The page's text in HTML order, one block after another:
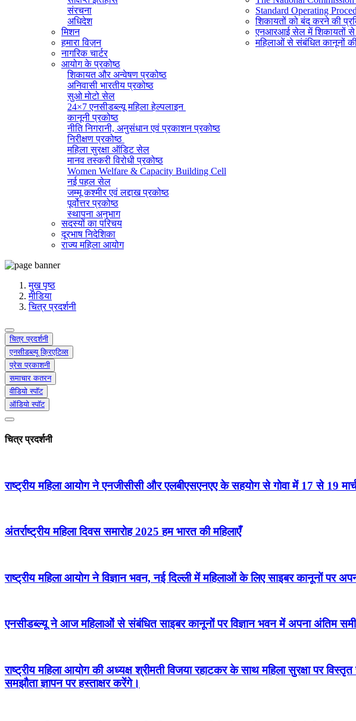
संरचना
अधिदेश
मिशन
हमारा विज़न
नागरिक चार्टर
आयोग के प्रकोष्ठ
शिकायत और अन्वेषण प्रकोष्ठ
अनिवासी भारतीय प्रकोष्ठ
सुओ मोटो सेल
24×7 एनसीडब्ल्यू महिला हेल्पलाइन
कानूनी प्रकोष्ठ
नीति निगरानी, ​​अनुसंधान एवं प्रकाशन प्रकोष्ठ
निरीक्षण प्रकोष्ठ
महिला सुरक्षा ऑडिट सेल
मानव तस्करी विरोधी प्रकोष्ठ
Women Welfare & Capacity Building Cell
नई पहल सेल
जम्मू कश्मीर एवं लद्दाख प्रकोष्ठ
पूर्वोत्तर प्रकोष्ठ
स्थापना अनुभाग
व्यवस्थापक अनुभाग (सामान्य)
सूचना का अधिकार प्रकोष्ठ
राजभाषा प्रकोष्ठ
सदस्यों का परिचय
दूरभाष निदेशिका
राज्य महिला आयोग
Standard Operating
शिकायतों को बंद करने की
एनआरआई सेल में शिकायतों से
महिलाओं से संबंधित कानूनों
मुख पृष्ठ
मीडिया
चित्र प्रदर्शनी
चित्र प्रदर्शनी
एनसीडब्ल्यू क्रिएटिव्स
प्रेस प्रकाशनी
समाचार कतरन
वीडियो स्पॉट
ऑडियो स्पॉट
चित्र प्रदर्शनी
राष्ट्रीय महिला आयोग ने एनजीसीसी और एलबीएसएनएए के सहयोग से गोवा में 17 से 19
अंतर्राष्ट्रीय महिला दिवस समारोह 2025 हम भारत की महिलाएँ
राष्ट्रीय महिला आयोग ने विज्ञान भवन, नई दिल्ली में महिलाओं के लिए साइबर कानूनों पर
एनसीडब्ल्यू ने आज महिलाओं से संबंधित साइबर कानूनों पर विज्ञान भवन में अपना अंतिम
राष्ट्रीय महिला आयोग की अध्यक्ष श्रीमती विजया रहाटकर के साथ महिला सुरक्षा पर
समझौता ज्ञापन पर हस्ताक्षर करेंगे।